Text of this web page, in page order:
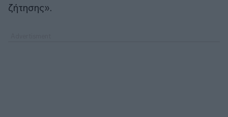
ζήτησης».